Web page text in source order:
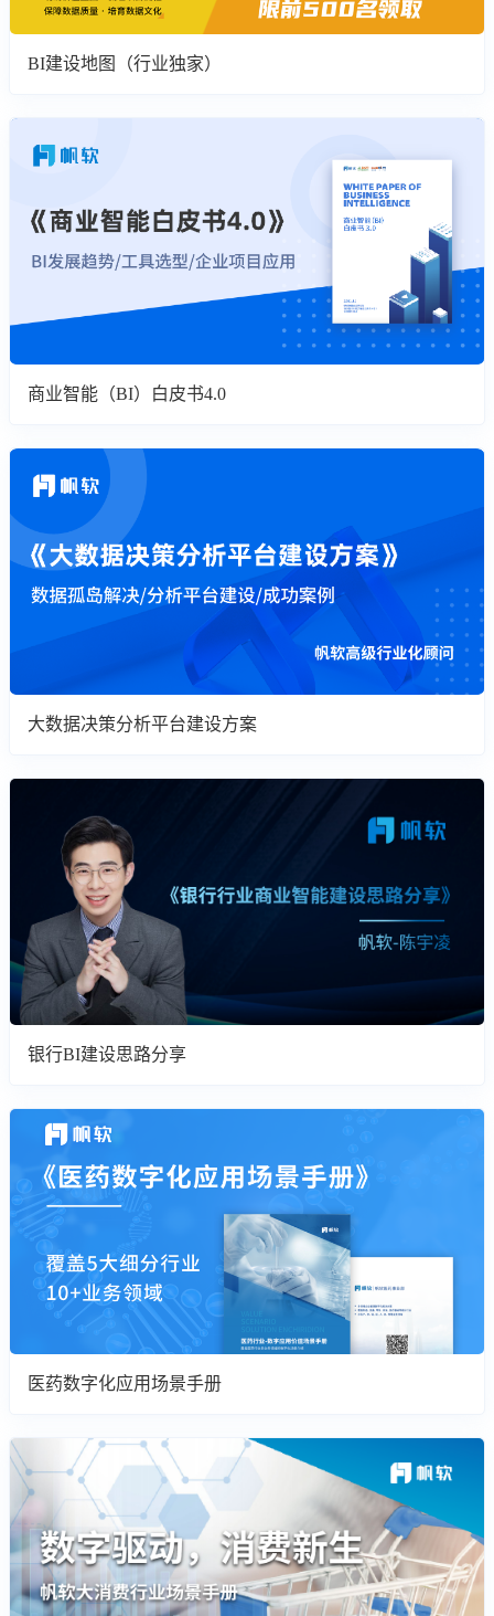
BI建设地图（行业独家）
商业智能（BI）白皮书4.0
大数据决策分析平台建设方案
银行BI建设思路分享
医药数字化应用场景手册